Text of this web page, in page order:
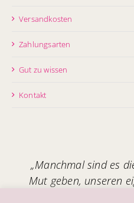
Versandkosten
Zahlungsarten
Gut zu wissen
Kontakt
„Manchmal sind es
Mut geben, unseren